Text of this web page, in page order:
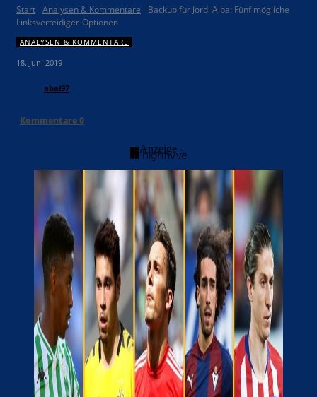
Start Analysen & Kommentare
Backup für Jordi Alba: Fünf mögliche
Linksverteidiger-Optionen
ANALYSEN & KOMMENTARE
18. Juni 2019
abai97
Kommentare0
- Anzeige -